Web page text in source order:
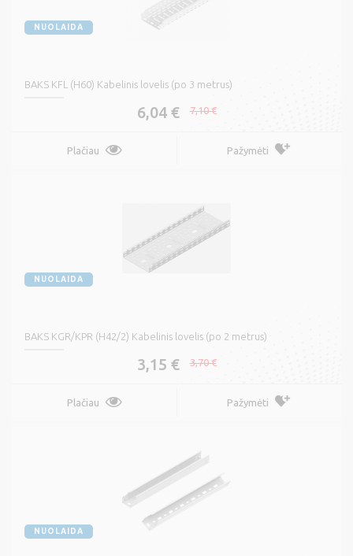
NUOLAIDA
BAKS KFL (H60) Kabelinis lovelis (po 3 metrus)
6,04 € 7,10 €
Plačiau Pažymėti
NUOLAIDA
BAKS KGR/KPR (H42/2) Kabelinis lovelis (po 2 metrus)
3,15 € 3,70 €
Plačiau Pažymėti
NUOLAIDA